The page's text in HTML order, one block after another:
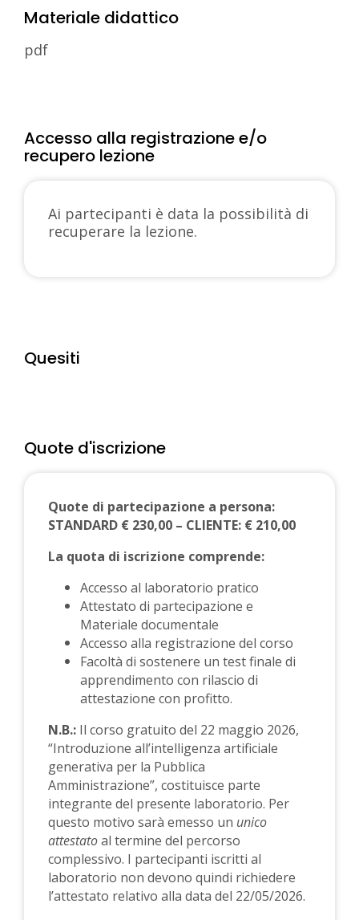
Materiale didattico
pdf
Accesso alla registrazione e/o
recupero lezione
Ai partecipanti è data la possibilità di
recuperare la lezione.
Quesiti
Quote d'iscrizione
Quote di partecipazione a persona:
STANDARD € 230,00 – CLIENTE: € 210,00
La quota di iscrizione comprende:
Accesso al laboratorio pratico
Attestato di partecipazione e
Materiale documentale
Accesso alla registrazione del corso
Facoltà di sostenere un test finale di
apprendimento con rilascio di
attestazione con profitto.
N.B.: Il corso gratuito del 22 maggio 2026,
“Introduzione all’intelligenza artificiale
generativa per la Pubblica
Amministrazione”, costituisce parte
integrante del presente laboratorio. Per
questo motivo sarà emesso un unico
attestatoal termine del percorso
complessivo. I partecipanti iscritti al
laboratorio non devono quindi richiedere
l’attestato relativo alla data del 22/05/2026.